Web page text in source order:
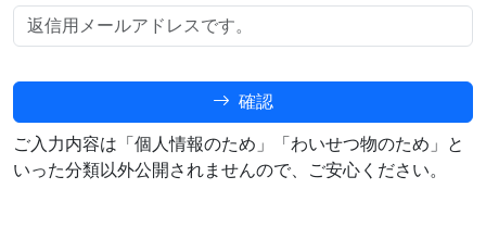
確認
ご入力内容は「個人情報のため」「わいせつ物のため」と
いった分類以外公開されませんので、ご安心ください。